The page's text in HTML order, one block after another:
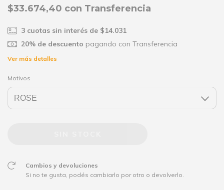
$33.674,40 con Transferencia
3 cuotas sin interés de $14.031
20% de descuento pagando con Transferencia
Ver más detalles
Motivos
Cambios y devoluciones
Si no te gusta, podés cambiarlo por otro o devolverlo.